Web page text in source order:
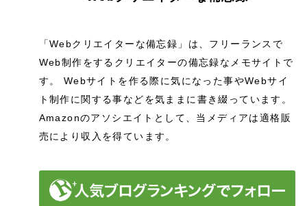
「Webクリエイターな備忘録」は、フリーランスで
Web制作をするクリエイターの備忘録なメモサイトで
す。 Webサイトを作る際に気になった事やWebサイ
ト制作に関する事などを気ままに書き綴っています。
Amazonのアソシエイトとして、当メディアは適格販
売により収入を得ています。